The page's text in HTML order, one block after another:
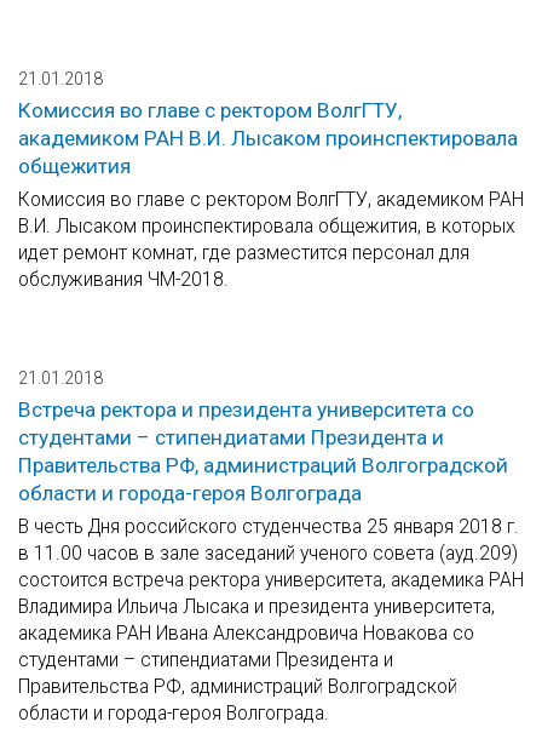
21.01.2018
Комиссия во главе с ректором ВолгГТУ,
академиком РАН В.И. Лысаком проинспектировала
общежития
Комиссия во главе с ректором ВолгГТУ, академиком РАН
В.И. Лысаком проинспектировала общежития, в которых
идет ремонт комнат, где разместится персонал для
обслуживания ЧМ-2018.
21.01.2018
Встреча ректора и президента университета со
студентами – стипендиатами Президента и
Правительства РФ, администраций Волгоградской
области и города-героя Волгограда
В честь Дня российского студенчества 25 января 2018 г.
в 11.00 часов в зале заседаний ученого совета (ауд.209)
состоится встреча ректора университета, академика РАН
Владимира Ильича Лысака и президента университета,
академика РАН Ивана Александровича Новакова со
студентами – стипендиатами Президента и
Правительства РФ, администраций Волгоградской
области и города-героя Волгограда.